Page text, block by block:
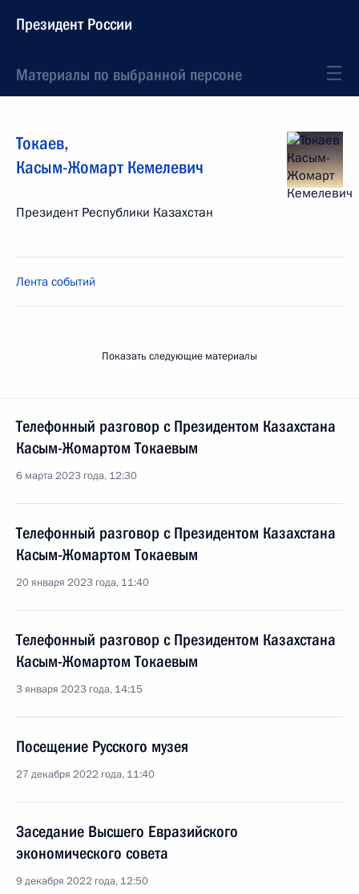
Президент России
Материалы по выбранной персоне
Токаев,
Касым-Жомарт Кемелевич
Президент Республики Казахстан
Лента событий
Показать следующие материалы
Телефонный разговор с Президентом Казахстана
Касым-Жомартом Токаевым
6 марта 2023 года, 12:30
Телефонный разговор с Президентом Казахстана
Касым-Жомартом Токаевым
20 января 2023 года, 11:40
Телефонный разговор с Президентом Казахстана
Касым-Жомартом Токаевым
3 января 2023 года, 14:15
Посещение Русского музея
27 декабря 2022 года, 11:40
Заседание Высшего Евразийского
экономического совета
9 декабря 2022 года, 12:50